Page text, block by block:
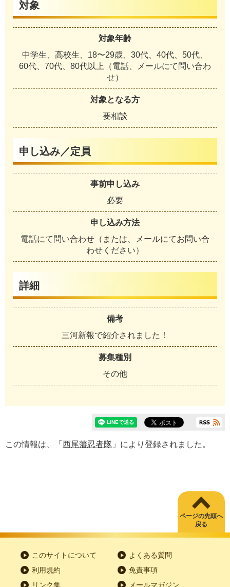
対象
対象年齢
中学生、高校生、18〜29歳、30代、40代、50代、
60代、70代、80代以上（電話、メールにて問い合わ
せ）
対象となる方
要相談
申し込み／定員
事前申し込み
必要
申し込み方法
電話にて問い合わせ（または、メールにてお問い合
わせください）
詳細
備考
三河新報で紹介されました！
募集種別
その他
この情報は、「 西尾藩忍者隊 」により登録されました。
ページの先頭へ
戻る
このサイトについて
よくある質問
利用規約
免責事項
リンク集
メールマガジン